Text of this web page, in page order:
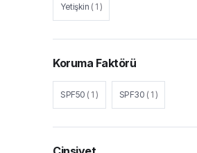
Yetişkin ( 1 )
Koruma Faktörü
SPF50 ( 1 ) SPF30 ( 1 )